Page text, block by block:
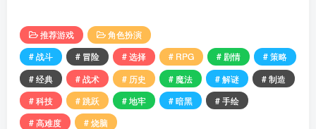
推荐游戏
角色扮演
# 战斗
# 冒险 # 选择 # RPG # 剧情
# 策略
# 经典
# 战术 # 历史 # 魔法 # 解谜
# 制造
# 科技
# 跳跃 # 地牢 # 暗黑
# 手绘
# 高难度
# 烧脑